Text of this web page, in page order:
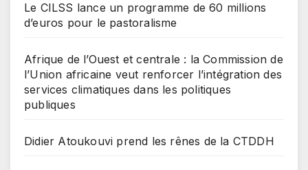
Le CILSS lance un programme de 60 millions
d’euros pour le pastoralisme
Afrique de l’Ouest et centrale : la Commission de
l’Union africaine veut renforcer l’intégration des
services climatiques dans les politiques
publiques
Didier Atoukouvi prend les rênes de la CTDDH